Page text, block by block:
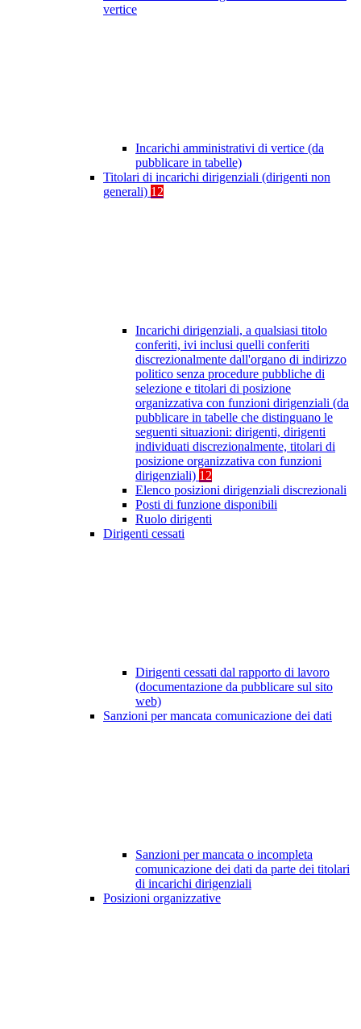
vertice
Incarichi amministrativi di vertice (da
pubblicare in tabelle)
Titolari di incarichi dirigenziali (dirigenti non
generali) 12
Incarichi dirigenziali, a qualsiasi titolo
conferiti, ivi inclusi quelli conferiti
discrezionalmente dall'organo di indirizzo
politico senza procedure pubbliche di
selezione e titolari di posizione
organizzativa con funzioni dirigenziali (da
pubblicare in tabelle che distinguano le
seguenti situazioni: dirigenti, dirigenti
individuati discrezionalmente, titolari di
posizione organizzativa con funzioni
dirigenziali) 12
Elenco posizioni dirigenziali discrezionali
Posti di funzione disponibili
Ruolo dirigenti
Dirigenti cessati
Dirigenti cessati dal rapporto di lavoro
(documentazione da pubblicare sul sito
web)
Sanzioni per mancata comunicazione dei dati
Sanzioni per mancata o incompleta
comunicazione dei dati da parte dei titolari
di incarichi dirigenziali
Posizioni organizzative